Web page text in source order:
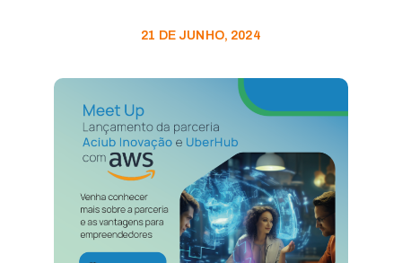
21 DE JUNHO, 2024